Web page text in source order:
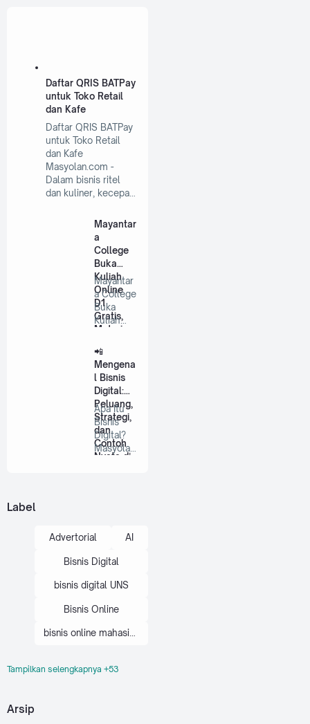
Daftar QRIS BATPay
untuk Toko Retail
dan Kafe
Daftar QRIS BATPay
untuk Toko Retail
dan Kafe
Masyolan.com -
Dalam bisnis ritel
dan kuliner, kecepa…
Mayantar
a
College
Buka
Kuliah
Online
D1
Gratis,
Materiny
Diikuti via
Spotify
Mulai
Sekaran
g
Mayantar
a College
Buka
Kuliah
D1
Gratis,
M…
📲
Mengena
l Bisnis
Digital:
Peluang,
Strategi,
dan
Contoh
Nyata di
Apa Itu
Bisnis
Digital?
Masyolan
Label
Advertorial AI
Bisnis Digital
bisnis digital UNS
Bisnis Online
bisnis online mahasiswa
Tampilkan selengkapnya +53
Arsip